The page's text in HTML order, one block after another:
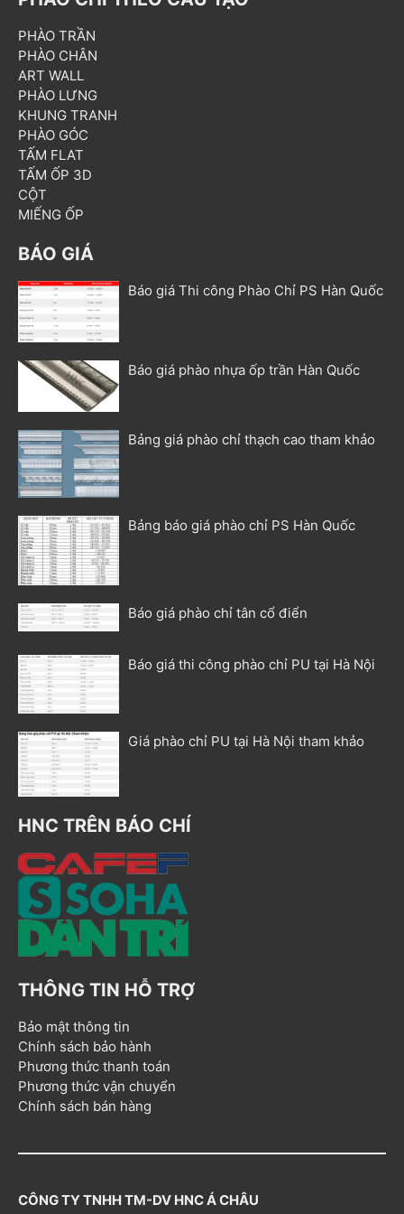
PHÀO TRẦN
PHÀO CHÂN
ART WALL
PHÀO LƯNG
KHUNG TRANH
PHÀO GÓC
TẤM FLAT
TẤM ỐP 3D
CỘT
MIẾNG ỐP
BÁO GIÁ
Báo giá Thi công Phào Chỉ PS Hàn Quốc
Báo giá phào nhựa ốp trần Hàn Quốc
Bảng giá phào chỉ thạch cao tham khảo
Bảng báo giá phào chỉ PS Hàn Quốc
Báo giá phào chỉ tân cổ điển
Báo giá thi công phào chỉ PU tại Hà Nội
Giá phào chỉ PU tại Hà Nội tham khảo
HNC TRÊN BÁO CHÍ
THÔNG TIN HỖ TRỢ
Bảo mật thông tin
Chính sách bảo hành
Phương thức thanh toán
Phương thức vận chuyển
Chính sách bán hàng
CÔNG TY TNHH TM-DV HNC Á CHÂU